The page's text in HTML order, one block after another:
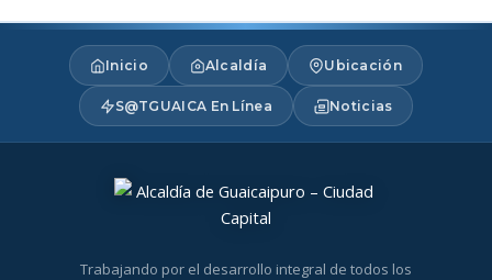
Inicio Alcaldía Ubicación
S@TGUAICA En Línea Noticias
Trabajando por el desarrollo integral de todos los